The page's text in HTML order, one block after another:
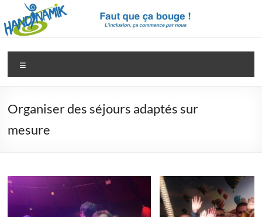
contenu
Handinamik
Pour
une
société
inclusive
Organiser des séjours adaptés sur
mesure